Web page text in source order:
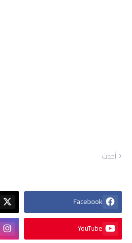
أحدث
Facebook
YouTube